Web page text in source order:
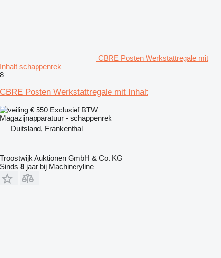
CBRE Posten Werkstattregale mit
Inhalt schappenrek
8
CBRE Posten Werkstattregale mit Inhalt
€ 550 Exclusief BTW
Magazijnapparatuur - schappenrek
Duitsland, Frankenthal
Troostwijk Auktionen GmbH & Co. KG
Sinds 8 jaar bij Machineryline